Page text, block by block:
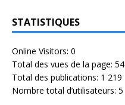
STATISTIQUES
Online Visitors: 0
Total des vues de la page: 54
Total des publications: 1 219
Nombre total d’utilisateurs: 5